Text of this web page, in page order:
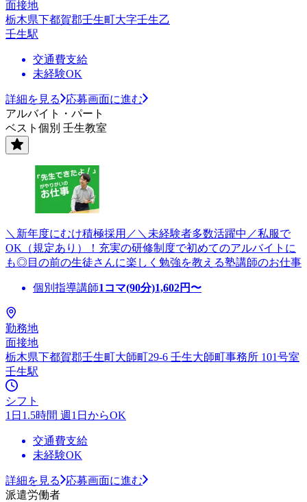
面接地
栃木県下都賀郡壬生町大字壬生乙
壬生駅
交通費支給
未経験OK
詳細を見る
応募画面に進む
アルバイト・パート
ベスト個別 壬生教室
＼新年度にむけ積極採用／＼未経験者多数活躍中／私服で
OK（規定あり）！充実の研修制度で初めてのアルバイトに
も◎目の前の生徒さんに楽しく勉強を教える塾講師のお仕事
個別指導講師1コマ(90分)1,602円〜
勤務地
面接地
栃木県下都賀郡壬生町大師町29-6 壬生大師町事務所 101号室
壬生駅
シフト
1日1.5時間 週1日からOK
交通費支給
未経験OK
詳細を見る
応募画面に進む
派遣労働者